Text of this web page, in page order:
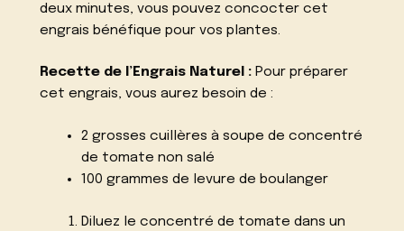
deux minutes, vous pouvez concocter cet
engrais bénéfique pour vos plantes.
Recette de l’Engrais Naturel : Pour préparer
cet engrais, vous aurez besoin de :
2 grosses cuillères à soupe de concentré
de tomate non salé
100 grammes de levure de boulanger
Diluez le concentré de tomate dans un